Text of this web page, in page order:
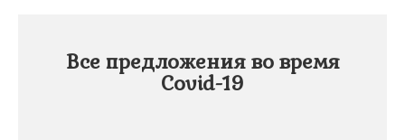
Все предложения во время
Covid-19